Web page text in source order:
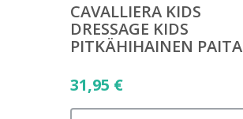
CAVALLIERA KIDS
DRESSAGE KIDS
PITKÄHIHAINEN PAITA
31,95 €